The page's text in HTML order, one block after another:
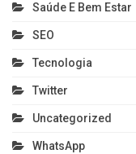
Saúde E Bem Estar
SEO
Tecnologia
Twitter
Uncategorized
WhatsApp